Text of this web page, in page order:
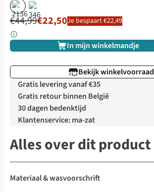
% %
€44,99€22,50Je bespaart €22,49
In mijn winkelmandje
Bekijk winkelvoorraad
Gratis levering vanaf €35
Gratis retour binnen België
30 dagen bedenktijd
Klantenservice: ma-zat
Alles over dit product
Materiaal & wasvoorschrift